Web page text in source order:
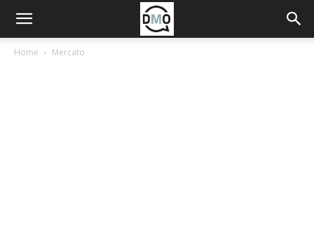
Home Mercato